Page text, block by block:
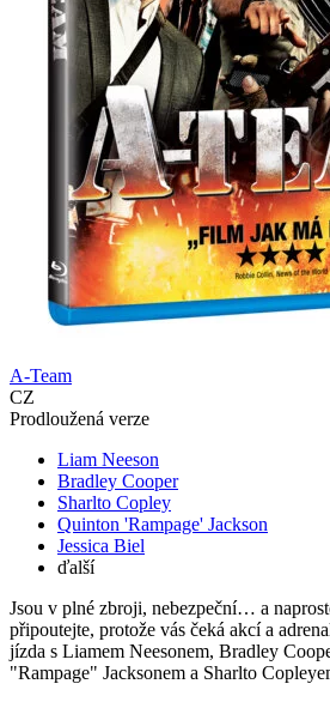
A-Team
CZ
Prodloužená verze
Liam Neeson
Bradley Cooper
Sharlto Copley
Quinton 'Rampage' Jackson
Jessica Biel
ďalší
Jsou v plné zbroji, nebezpeční… a
připoutejte, protože vás čeká akcí a
jízda s Liamem Neesonem, Bradley
"Rampage" Jacksonem a Sharlto